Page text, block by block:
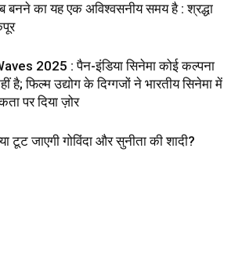
बनने का यह एक अविश्वसनीय समय है : श्रद्धा
2025 : पैन-इंडिया सिनेमा कोई कल्पना
है; फिल्म उद्योग के दिग्गजों ने भारतीय सिनेमा में
पर दिया ज़ोर
टूट जाएगी गोविंदा और सुनीता की शादी?